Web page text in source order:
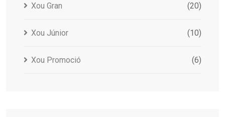
Xou Gran (20)
Xou Júnior (10)
Xou Promoció (6)